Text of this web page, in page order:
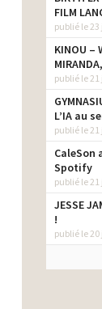
FILM
publié le
KINOU –
publié le
L’IA au
publié le
CaleSon
Spotify
publié le
JESSE
!
publié le